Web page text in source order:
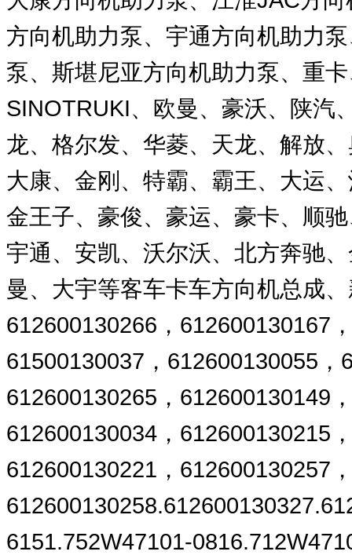
方向机助力泵、宇通方向机助力
泵、斯堪尼亚方向机助力泵、重
SINOTRUKI、欧曼、豪沃、陕汽
龙、格尔发、华菱、天龙、解放
大康、金刚、特霸、霸王、大运
金王子、豪俊、豪运、豪卡、顺
宇通、安凯、沃尔沃、北方奔驰
曼、大宇等客车卡车方向机总成
612600130266，612600130167
61500130037，612600130055
612600130265，612600130149
612600130034，612600130215
612600130221，612600130257
6151.752W47101-